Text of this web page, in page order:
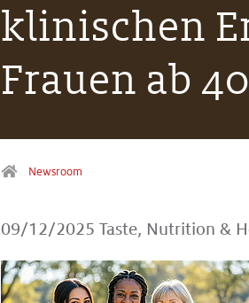
klinischen
Frauen ab 40
Newsroom
09/12/2025 Taste, Nutrition &